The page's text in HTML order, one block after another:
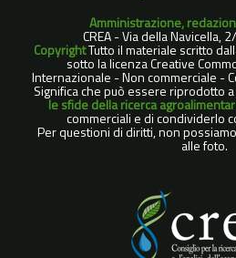
Amministrazione,
CREA - Via della Navicella,
CopyrightTutto il materiale scritto
sotto la licenza Creative
Internazionale - Non commerciale -
Significa che può essere riprodotto
le sfide della ricerca
commerciali e di condividerlo
Per questioni di diritti, non
alle foto.